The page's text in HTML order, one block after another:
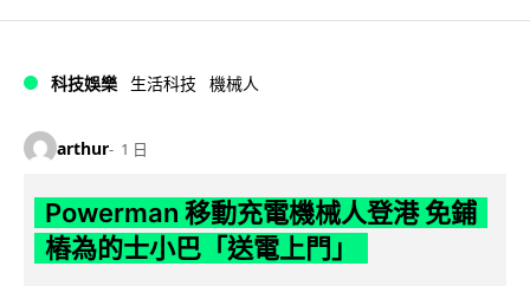
科技娛樂 生活科技 機械人
arthur 1 日
Powerman 移動充電機械人登港 免鋪
樁為的士小巴「送電上門」